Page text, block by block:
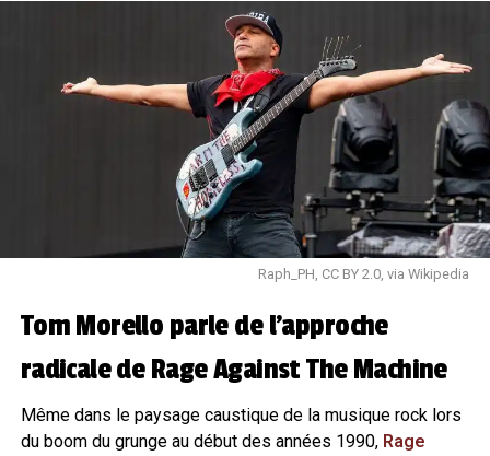
Raph_PH, CC BY 2.0, via Wikipedia
Tom Morello parle de l’approche
radicale de Rage Against The Machine
Même dans le paysage caustique de la musique rock lors
du boom du grunge au début des années 1990, Rage